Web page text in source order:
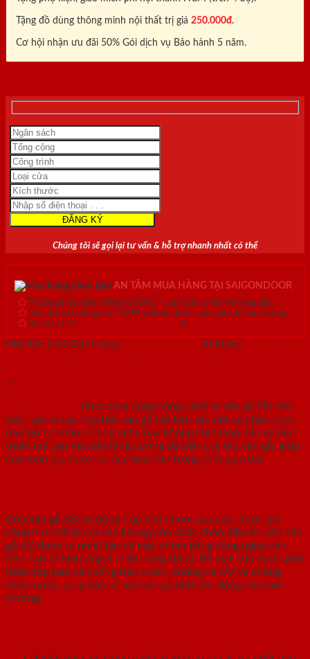
Tặng đồ dùng thông minh nội thất trị giá 250.000đ.
Cơ hội nhận ưu đãi 50% Gói dịch vụ Bảo hành 5 năm.
Chúng tôi sẽ gọi lại tư vấn & hỗ trợ nhanh nhất có thể
AN TÂM MUA HÀNG TẠI SAIGONDOOR
Thương hiệu danh tiếng từ 2010 - Luôn đặt uy tín lên hàng đầu.
Sản phẩm đa dạng mới 100% và luôn được cập nhật theo xu hướng.
Xem chi tiết:
&
Mã: KA-1.41 Danh mục: Từ khóa: ,
, , ,
được ứng dụng công nghệ in vân gỗ 5D tiên
tiến, tạo ra các họa tiết vân gỗ nổi bật, sắc nét và chân thực
như gỗ tự nhiên. Công nghệ này không chỉ mang đến vẻ đẹp
thẩm mỹ cao mà còn tăng cường độ bền của lớp vân gỗ, giúp
cửa luôn giữ được vẻ đẹp ban đầu trong thời gian dài.
Cửa vân gỗ 5D sử dụng hợp kim nhôm cao cấp, được gia
công tỉ mỉ để tạo ra các khung cửa chắc chắn, bền bỉ. Lớp vân
gỗ 5D được in nhiệt lên bề mặt nhôm bằng công nghệ tiên
tiến, tạo ra hiệu ứng 3 chiều sống động. Bề mặt cửa được phủ
thêm lớp bảo vệ chống trầy xước, chống tia UV và chống
thấm nước, giúp bảo vệ lớp vân gỗ khỏi tác động của môi
trường.